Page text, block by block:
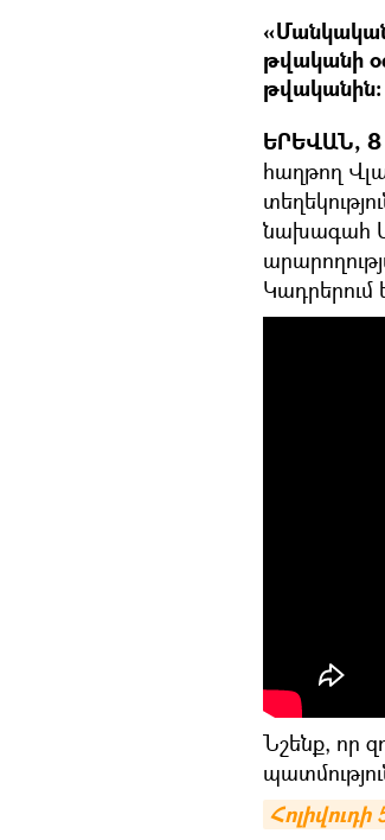
«Մանկական
թվականի
թվականին։
ԵՐԵՎԱՆ, 8
հաղթող
նախագահ
Կադրերում
Նշենք, որ